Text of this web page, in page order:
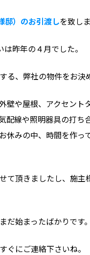
邸）のお引渡しを致し
昨年の４月でした。
る、弊社の物件をお決
壁や屋根、アクセント
配線や照明器具の打
休みの中、時間を作
て頂きましたし、施
始まったばかりです。
ぐにご連絡下さいね。